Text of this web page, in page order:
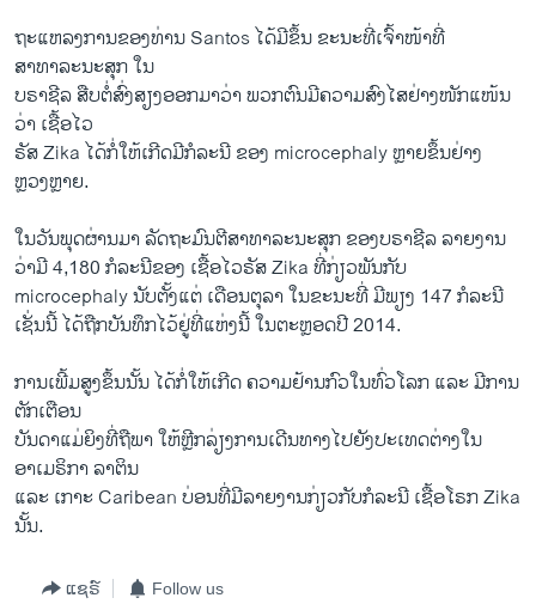
ຖະແຫລງການຂອງທ່ານ Santos ໄດ້ມີຂຶ້ນ ຂະນະທີ່ເຈົ້າໜ້າທີ່
ສາທາລະນະສຸກ ໃນ
ບຣາຊີລ ສືບຕໍ່ສົ່ງສຽງອອກມາວ່າ ພວກຕົນມີຄວາມສົງໄສຢ່າງໜັກແໜ້ນ
ວ່າ ເຊື້ອໄວ
ຣັສ Zika ໄດ້ກໍ່ໃຫ້ເກີດມີກໍລະນີ ຂອງ microcephaly ຫຼາຍຂຶ້ນຢ່າງ
ຫຼວງຫຼາຍ.
ໃນວັນພຸດຜ່ານມາ ລັດຖະມົນຕີສາທາລະນະສຸກ ຂອງບຣາຊີລ ລາຍງານ
ວ່າມີ 4,180 ກໍລະນີຂອງ ເຊື້ອໄວຣັສ Zika ທີ່ກ່ຽວພັນກັບ
microcephaly ນັບຕັ້ງແຕ່ ເດືອນຕຸລາ ໃນຂະນະທີ່ ມີພຽງ 147 ກໍລະນີ
ເຊັ່ນນີ້ ໄດ້ຖືກບັນທຶກໄວ້ຢູ່ທີ່ແຫ່ງນີ້ ໃນຕະຫຼອດປີ 2014.
ການເພີ້ມສູງຂຶ້ນນັ້ນ ໄດ້ກໍ່ໃຫ້ເກີດ ຄວາມຢ້ານກົວໃນທົ່ວໂລກ ແລະ ມີການ
ຕັກເຕືອນ
ບັນດາແມ່ຍິງທີ່ຖືພາ ໃຫ້ຫຼີກລ່ຽງການເດີນທາງໄປຍັງປະເທດຕ່າງໃນ
ອາເມຣິກາ ລາຕິນ
ແລະ ເກາະ Caribean ບ່ອນທີ່ມີລາຍງານກ່ຽວກັບກໍລະນີ ເຊື້ອໂຣກ Zika
ນັ້ນ.
ແຊຣ໌ Follow us